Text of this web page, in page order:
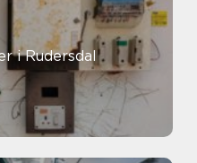
i Rudersdal